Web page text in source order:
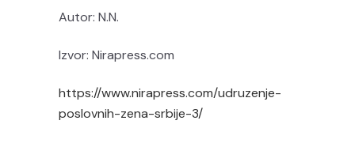
Autor: N.N.
Izvor: Nirapress.com
https://www.nirapress.com/udruzenje-
poslovnih-zena-srbije-3/